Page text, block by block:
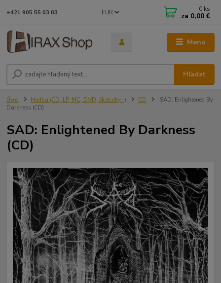
Menu
EUR
Hľadať
+421 905 55 03 03 0 ks
za 0,00 €
Úvod Hudba (CD, LP, MC, DVD, škatuľky...) CD
SAD: Enlightened By
Darkness (CD)
SAD: Enlightened By Darkness
(CD)